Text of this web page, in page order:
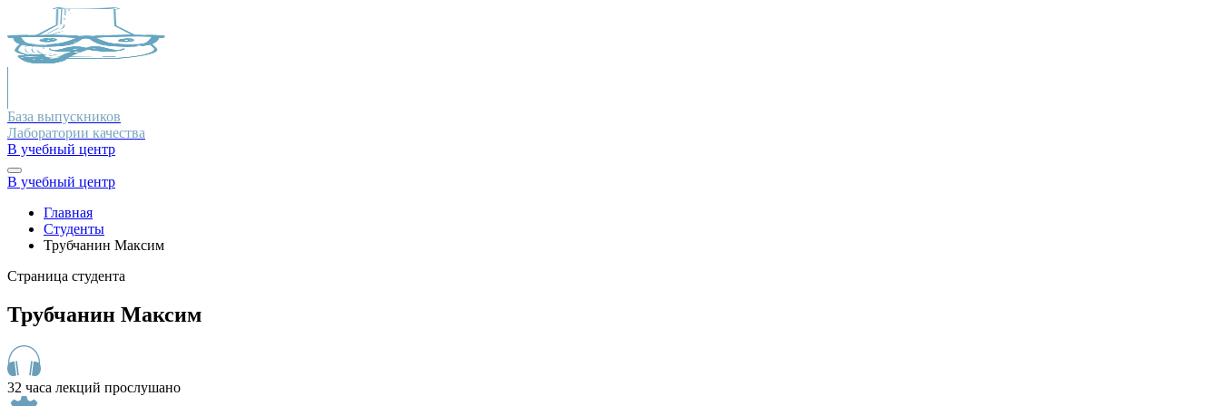
База выпускников
Лаборатории качества
В учебный центр
В учебный центр
Главная
Студенты
Трубчанин Максим
Страница студента
Трубчанин Максим
32 часа лекций прослушано